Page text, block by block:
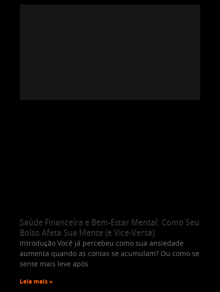
Saúde Financeira e Bem-Estar Mental: Como Seu
Bolso Afeta Sua Mente (e Vice-Versa)
Introdução Você já percebeu como sua ansiedade
aumenta quando as contas se acumulam? Ou como se
sente mais leve após
Leia mais »